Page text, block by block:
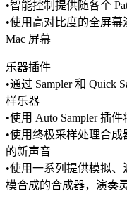
•智能控制提供随各个
•使用高对比度的全屏
Mac 屏幕
乐器插件
•通过 Sampler 和 Quick
样乐器
•使用 Auto Sampler 插
•使用终极采样处理合
的新声音
•使用一系列提供模拟
模合成的合成器，演奏